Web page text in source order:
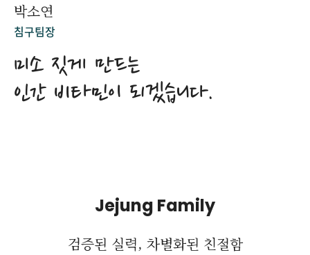
박소연
침구팀장
미소 짓게 만드는
인간 비타민이 되겠습니다.
Jejung Family
검증된 실력, 차별화된 친절함